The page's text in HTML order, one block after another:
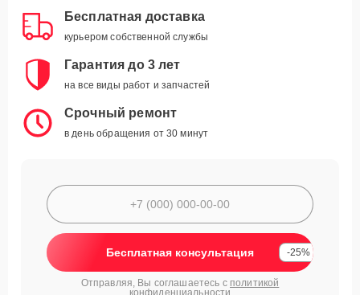
Бесплатная доставка
курьером собственной службы
Гарантия до 3 лет
на все виды работ и запчастей
Срочный ремонт
в день обращения от 30 минут
Бесплатная консультация -25%
Отправляя, Вы соглашаетесь с политикой
конфиденциальности